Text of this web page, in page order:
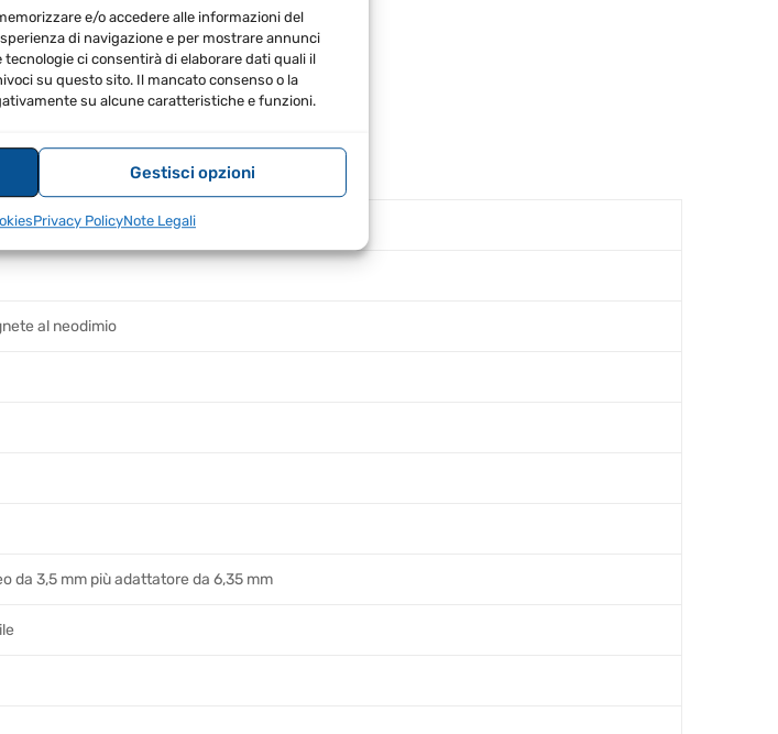
e/o accedere alle informazioni del
di navigazione e per mostrare annunci
ci consentirà di elaborare dati quali il
su questo sito. Il mancato consenso o la
su alcune caratteristiche e funzioni.
Gestisci opzioni
Privacy PolicyNote Legali
al neodimio
da 3,5 mm più adattatore da 6,35 mm